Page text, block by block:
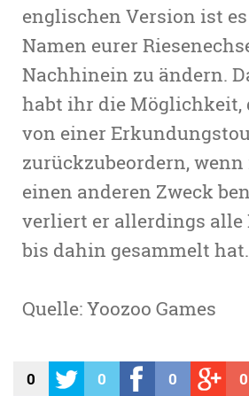
englischen Version ist
Namen eurer
Nachhinein zu ändern.
habt ihr die Möglichkeit,
von einer
zurückzubeordern,
einen anderen Zweck
verliert er allerdings alle
bis dahin gesammelt hat.
Quelle: Yoozoo Games
0 0 0 0